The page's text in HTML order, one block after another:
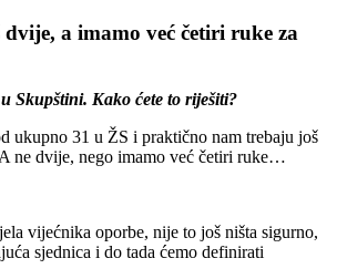
a imamo već četiri ruke za
Skupštini. Kako ćete to riješiti?
ukupno 31 u ŽS i praktično nam trebaju još
ne dvije, nego imamo već četiri ruke…
vijećnika oporbe, nije to još ništa sigurno,
sjednica i do tada ćemo definirati